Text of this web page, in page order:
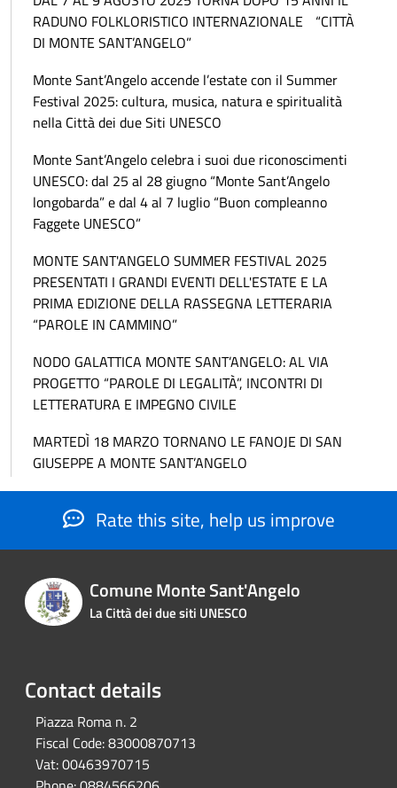
RADUNO FOLKLORISTICO INTERNAZIONALE “CITTÀ
DI MONTE SANT’ANGELO”
Monte Sant’Angelo accende l’estate con il Summer
Festival 2025: cultura, musica, natura e spiritualità
nella Città dei due Siti UNESCO
Monte Sant’Angelo celebra i suoi due riconoscimenti
UNESCO: dal 25 al 28 giugno “Monte Sant’Angelo
longobarda” e dal 4 al 7 luglio “Buon compleanno
Faggete UNESCO”
MONTE SANT'ANGELO SUMMER FESTIVAL 2025
PRESENTATI I GRANDI EVENTI DELL'ESTATE E LA
PRIMA EDIZIONE DELLA RASSEGNA LETTERARIA
“PAROLE IN CAMMINO”
NODO GALATTICA MONTE SANT’ANGELO: AL VIA
PROGETTO “PAROLE DI LEGALITÀ”, INCONTRI DI
LETTERATURA E IMPEGNO CIVILE
MARTEDÌ 18 MARZO TORNANO LE FANOJE DI SAN
GIUSEPPE A MONTE SANT’ANGELO
Rate this site, help us improve
Comune Monte Sant'Angelo
La Città dei due siti UNESCO
Contact details
Piazza Roma n. 2
Fiscal Code:83000870713
Vat:00463970715